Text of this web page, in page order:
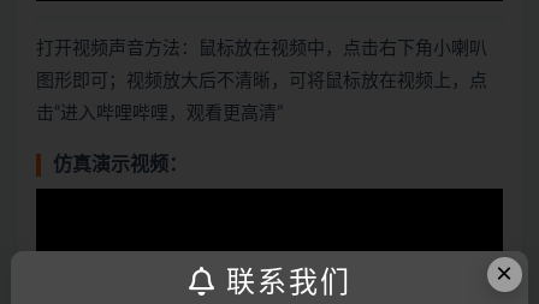
打开视频声音方法：鼠标放在视频中，点击右下角小喇叭
图形即可；视频放大后不清晰，可将鼠标放在视频上，点
击“进入哔哩哔哩，观看更高清”
仿真演示视频：
×
联系我们